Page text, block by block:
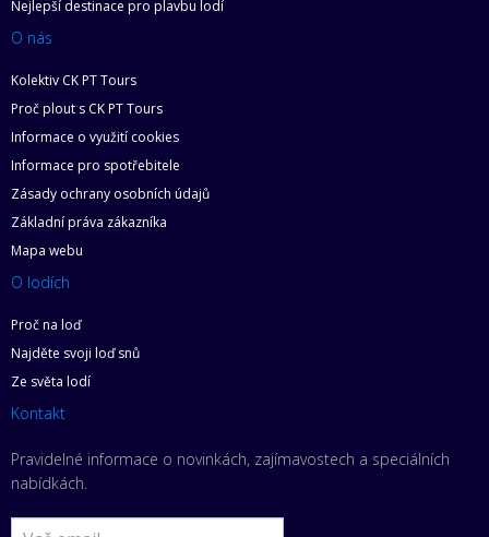
Nejlepší destinace pro plavbu lodí
O nás
Kolektiv CK PT Tours
Proč plout s CK PT Tours
Informace o využití cookies
Informace pro spotřebitele
Zásady ochrany osobních údajů
Základní práva zákazníka
Mapa webu
O lodích
Proč na loď
Najděte svoji loď snů
Ze světa lodí
Kontakt
Pravidelné informace o novinkách, zajímavostech a speciálních
nabídkách.